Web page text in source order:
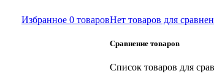
Избранное 0 товаровНет товаров для
Сравнение товаров
Список товаров для